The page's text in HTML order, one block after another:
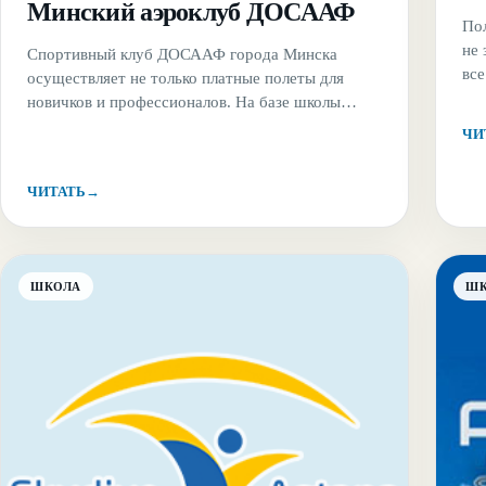
Минский аэроклуб ДОСААФ
Спортивный клуб ДОСААФ города Минска
осуществляет не только платные полеты для
новичков и профессионалов. На базе школы
Прыжки осуществляются в пятницу и выходные
ЧИТАТЬ →
не
ШКОЛА